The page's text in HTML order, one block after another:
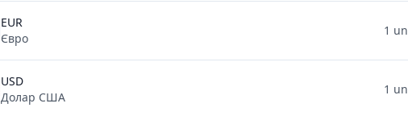
EUR
Євро
1
USD
Долар США
1